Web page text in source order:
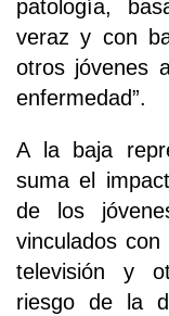
patología,
veraz y con
otros jóvenes
enfermedad”.
A la baja
suma el
de los
vinculados
televisión y
riesgo de la